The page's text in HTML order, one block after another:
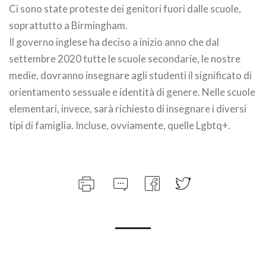
Ci sono state proteste dei genitori fuori dalle scuole,
soprattutto a Birmingham.
Il governo inglese ha deciso a inizio anno che dal
settembre 2020 tutte le scuole secondarie, le nostre
medie, dovranno insegnare agli studenti il significato di
orientamento sessuale e identità di genere. Nelle scuole
elementari, invece, sarà richiesto di insegnare i diversi
tipi di famiglia. Incluse, ovviamente, quelle Lgbtq+.